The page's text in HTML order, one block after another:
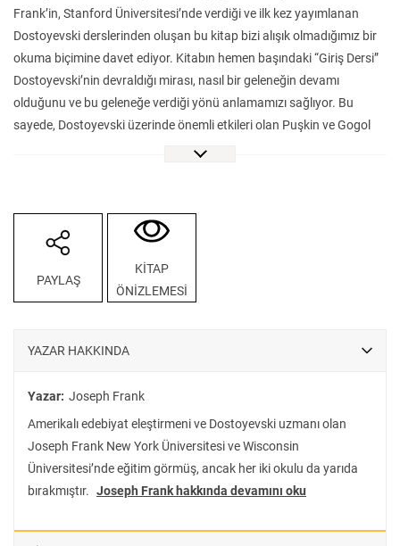
Frank’in, Stanford Üniversitesi’nde verdiği ve ilk kez yayımlanan
Dostoyevski derslerinden oluşan bu kitap bizi alışık olmadığımız bir
okuma biçimine davet ediyor. Kitabın hemen başındaki “Giriş Dersi”
Dostoyevski’nin devraldığı mirası, nasıl bir geleneğin devamı
olduğunu ve bu geleneğe verdiği yönü anlamamızı sağlıyor. Bu
sayede, Dostoyevski üzerinde önemli etkileri olan Puşkin ve Gogol
gibi yazarların Rus edebiyatındaki yerini daha net görebiliyoruz.
Öteki gibi romanlarını da en az Suç ve Ceza veya Karamazov
Kardeşler kadar önemli hâle getiriyor. Dostoyevski uzmanlarının
yanı sıra tüm edebiyat okurlarına hitap eden bu kitap büyük Rus
romancısının eserlerini ve yaşadığı çağı anlamak için harikulade bir
giriş…
PAYLAŞ
KİTAP
ÖNİZLEMESİ
YAZAR HAKKINDA
Yazar: Joseph Frank
Amerikalı edebiyat eleştirmeni ve Dostoyevski uzmanı olan
Joseph Frank New York Üniversitesi ve Wisconsin
Üniversitesi’nde eğitim görmüş, ancak her iki okulu da yarıda
bırakmıştır. Joseph Frank hakkında devamını oku